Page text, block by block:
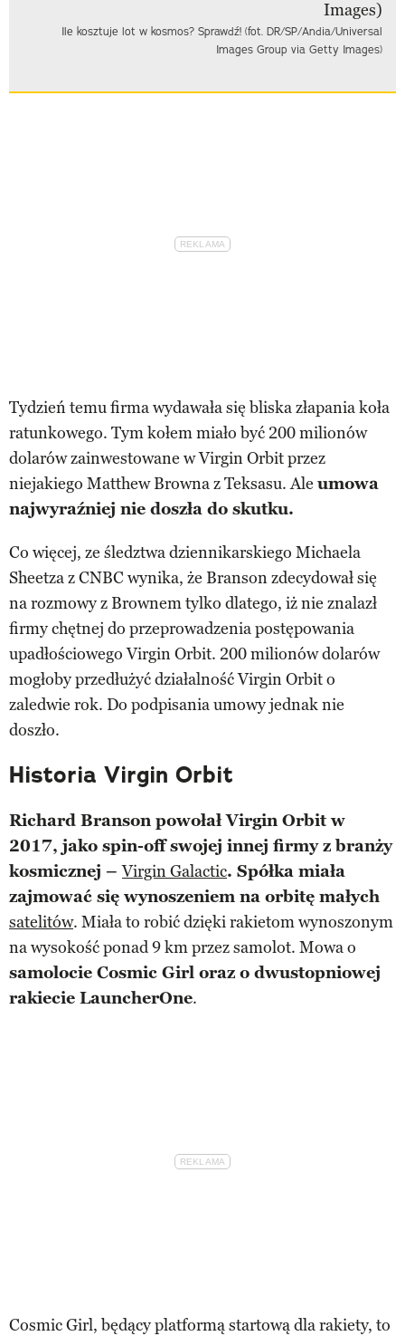
Ile kosztuje lot w kosmos? Sprawdź! (fot. DR/SP/Andia/Universal
Images Group via Getty Images)
Tydzień temu firma wydawała się bliska złapania koła
ratunkowego. Tym kołem miało być 200 milionów
dolarów zainwestowane w Virgin Orbit przez
niejakiego Matthew Browna z Teksasu. Ale umowa
najwyraźniej nie doszła do skutku.
Co więcej, ze śledztwa dziennikarskiego Michaela
Sheetza z CNBC wynika, że Branson zdecydował się
na rozmowy z Brownem tylko dlatego, iż nie znalazł
firmy chętnej do przeprowadzenia postępowania
upadłościowego Virgin Orbit. 200 milionów dolarów
mogłoby przedłużyć działalność Virgin Orbit o
zaledwie rok. Do podpisania umowy jednak nie
doszło.
Historia Virgin Orbit
Richard Branson powołał Virgin Orbit w
2017, jako spin-off swojej innej firmy z branży
kosmicznej –Virgin Galactic. Spółka miała
zajmować się wynoszeniem na orbitę małych
satelitów. Miała to robić dzięki rakietom wynoszonym
na wysokość ponad 9 km przez samolot. Mowa o
samolocie Cosmic Girl oraz o dwustopniowej
rakiecie LauncherOne.
Cosmic Girl, będący platformą startową dla rakiety, to